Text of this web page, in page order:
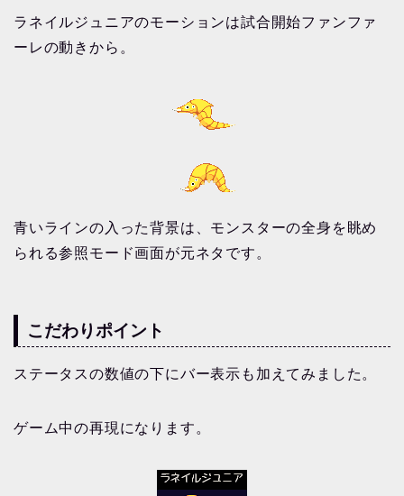
ラネイルジュニアのモーションは試合開始ファンファ
ーレの動きから。
青いラインの入った背景は、モンスターの全身を眺め
られる参照モード画面が元ネタです。
こだわりポイント
ステータスの数値の下にバー表示も加えてみました。
ゲーム中の再現になります。